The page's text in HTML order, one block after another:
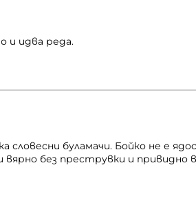
и идва реда.
словесни буламачи. Бойко не е
вярно без преструвки и